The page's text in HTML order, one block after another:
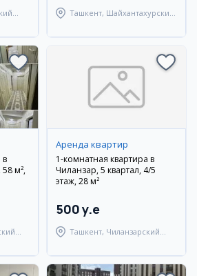
Ташкент, Шайхантахурский
в
м²,
Аренда квартир
1-комнатная квартира в
Чиланзар, 5 квартал, 4/5
этаж, 28 м²
500 y.e
Ташкент, Чиланзарский